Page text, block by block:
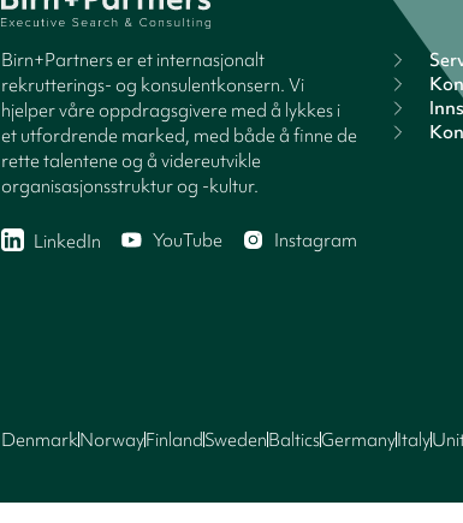
Birn+Partners er et internasjonalt
rekrutterings- og konsulentkonsern. Vi
hjelper våre oppdragsgivere med å lykkes i
et utfordrende marked, med både å finne de
rette talentene og å videreutvikle
organisasjonsstruktur og -kultur.
LinkedIn YouTube Instagram
DenmarkNorwayFinlandSwedenBalticsGermanyItaly